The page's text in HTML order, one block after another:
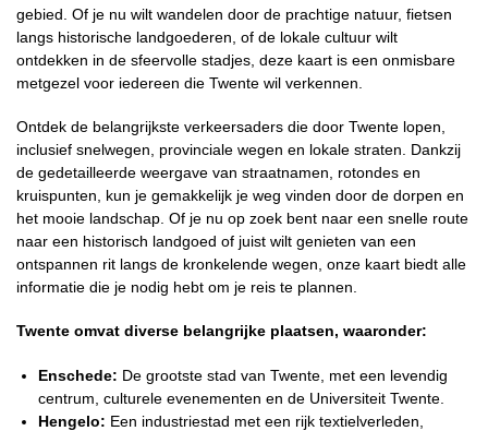
gebied. Of je nu wilt wandelen door de prachtige natuur, fietsen
langs historische landgoederen, of de lokale cultuur wilt
ontdekken in de sfeervolle stadjes, deze kaart is een onmisbare
metgezel voor iedereen die Twente wil verkennen.
Ontdek de belangrijkste verkeersaders die door Twente lopen,
inclusief snelwegen, provinciale wegen en lokale straten. Dankzij
de gedetailleerde weergave van straatnamen, rotondes en
kruispunten, kun je gemakkelijk je weg vinden door de dorpen en
het mooie landschap. Of je nu op zoek bent naar een snelle route
naar een historisch landgoed of juist wilt genieten van een
ontspannen rit langs de kronkelende wegen, onze kaart biedt alle
informatie die je nodig hebt om je reis te plannen.
Twente omvat diverse belangrijke plaatsen, waaronder:
Enschede: De grootste stad van Twente, met een levendig
centrum, culturele evenementen en de Universiteit Twente.
Hengelo: Een industriestad met een rijk textielverleden,